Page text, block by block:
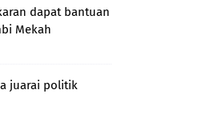
dapat bantuan
Mekah
juarai politik